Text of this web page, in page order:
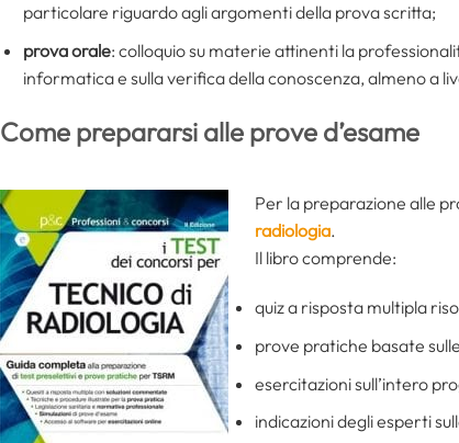
particolare riguardo agli argomenti della prova scritta;
prova orale: colloquio su materie attinenti la
informatica e sulla verifica della conoscenza, almeno a
Come prepararsi alle prove d’esame
Per la preparazione alle
radiologia.
Il libro comprende:
quiz a risposta multipla
prove pratiche basate
esercitazioni sull’intero
indicazioni degli esperti